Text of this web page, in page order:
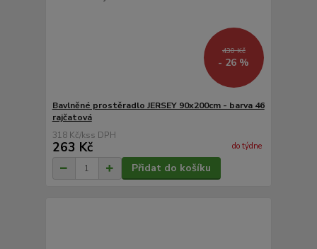
430 Kč
- 26 %
Bavlněné prostěradlo JERSEY 90x200cm - barva 46
rajčatová
318 Kč/ks
263 Kč do týdne
Přidat do košíku